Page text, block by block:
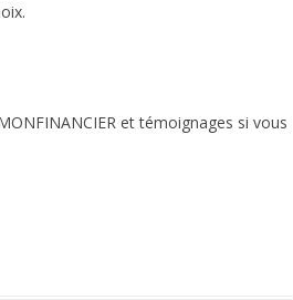
et témoignages si vous